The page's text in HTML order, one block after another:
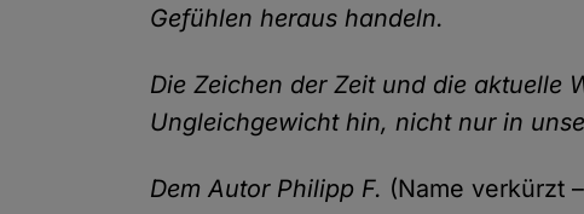
Gefühlen heraus handeln.
Die Zeichen der Zeit und die aktuelle
Ungleichgewicht hin, nicht nur in
Dem Autor Philipp F. (Name verkürzt